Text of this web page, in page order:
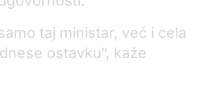
taj ministar, već i cela
ostavku“, kaže